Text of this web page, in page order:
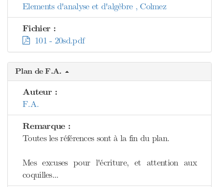
Elements d'analyse et d'algèbre , Colmez
Fichier :
101 - 20sd.pdf
Plan de F.A.
Auteur :
F.A.
Remarque :
Toutes les références sont à la fin du plan.
Mes excuses pour l'écriture, et attention aux
coquilles...